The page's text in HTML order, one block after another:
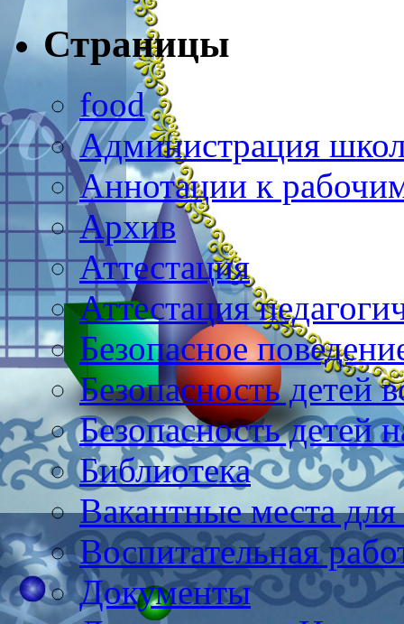
Страницы
food
Администрация
Аннотации к
Архив
Аттестация
Аттестация
Безопасное
Безопасность детей
Безопасность детей
Библиотека
Вакантные места
Воспитательная
Документы